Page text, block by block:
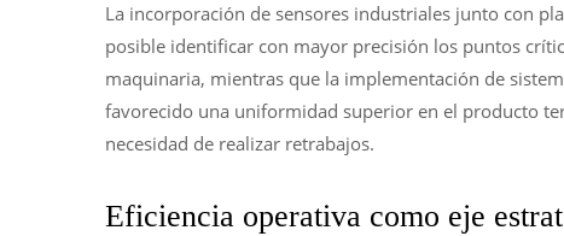
La incorporación de sensores industriales junto con
posible identificar con mayor precisión los puntos
maquinaria, mientras que la implementación de
favorecido una uniformidad superior en el producto
necesidad de realizar retrabajos.
Eficiencia operativa como eje